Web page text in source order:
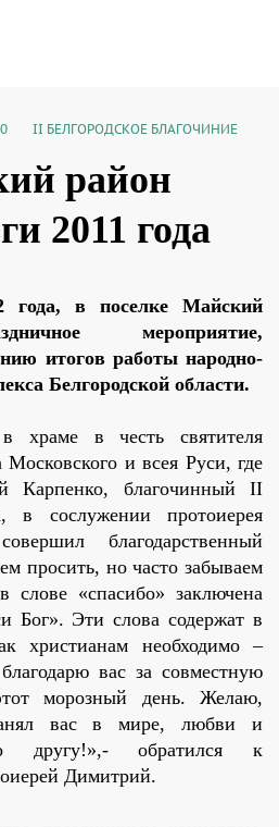
II БЕЛГОРОДСКОЕ БЛАГОЧИНИЕ
район
2011 года
года, в поселке Майский
мероприятие,
итогов работы народно-
Белгородской области.
храме в честь святителя
и всея Руси, где
Карпенко, благочинный II
в сослужении протоиерея
благодарственный
просить, но часто забываем
слове «спасибо» заключена
Бог». Эти слова содержат в
христианам необходимо –
вас за совместную
морозный день. Желаю,
вас в мире, любви и
другу!»,- обратился к
Димитрий.